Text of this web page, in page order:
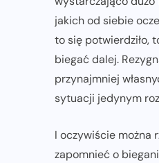
jakich od siebie
to się potwierdziło,
biegać dalej.
przynajmniej
sytuacji jedynym
I oczywiście można
zapomnieć o